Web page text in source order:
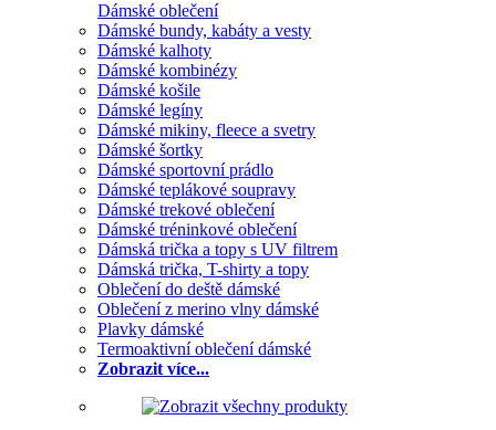
Dámské oblečení
Dámské bundy, kabáty a vesty
Dámské kalhoty
Dámské kombinézy
Dámské košile
Dámské legíny
Dámské mikiny, fleece a svetry
Dámské šortky
Dámské sportovní prádlo
Dámské teplákové soupravy
Dámské trekové oblečení
Dámské tréninkové oblečení
Dámská trička a topy s UV filtrem
Dámská trička, T-shirty a topy
Oblečení do deště dámské
Oblečení z merino vlny dámské
Plavky dámské
Termoaktivní oblečení dámské
Zobrazit více...